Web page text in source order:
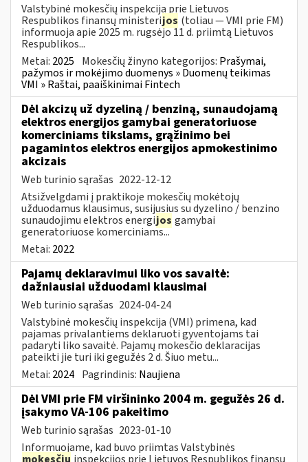
Valstybinė mokesčių inspekcija prie Lietuvos
Respublikos finansų ministerijos (toliau — VMI prie FM)
informuoja apie 2025 m. rugsėjo 11 d. priimtą Lietuvos
Respublikos...
Metai: 2025 Mokesčių žinyno kategorijos: Prašymai,
pažymos ir mokėjimo duomenys » Duomenų teikimas
VMI » Raštai, paaiškinimai Fintech
Dėl akcizų už dyzeliną / benziną, sunaudojamą
elektros energijos gamybai generatoriuose
komerciniams tikslams, grąžinimo bei
pagamintos elektros energijos apmokestinimo
akcizais
Web turinio sąrašas 2022-12-12
Atsižvelgdami į praktikoje mokesčių mokėtojų
užduodamus klausimus, susijusius su dyzelino / benzino
sunaudojimu elektros energijos gamybai
generatoriuose komerciniams...
Metai: 2022
Pajamų deklaravimui liko vos savaitė:
dažniausiai užduodami klausimai
Web turinio sąrašas 2024-04-24
Valstybinė mokesčių inspekcija (VMI) primena, kad
pajamas privalantiems deklaruoti gyventojams tai
padaryti liko savaitė. Pajamų mokesčio deklaracijas
pateikti jie turi iki gegužės 2 d. Šiuo metu...
Metai: 2024 Pagrindinis: Naujiena
Dėl VMI prie FM viršininko 2004 m. gegužės 26 d.
įsakymo VA-106 pakeitimo
Web turinio sąrašas 2023-01-10
Informuojame, kad buvo priimtas Valstybinės
mokesčių inspekcijos prie Lietuvos Respublikos finansų